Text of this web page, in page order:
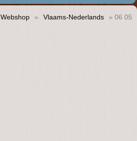
Webshop » Vlaams-Nederlands » 06 05